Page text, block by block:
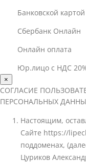
Банковской картой
Сбербанк Онлайн
Онлайн оплата
Юр.лицо с НДС
×
СОГЛАСИЕ
ПЕРСОНАЛЬНЫХ
Настоящим,
Сайте https://
поддоменах,
Цуриков